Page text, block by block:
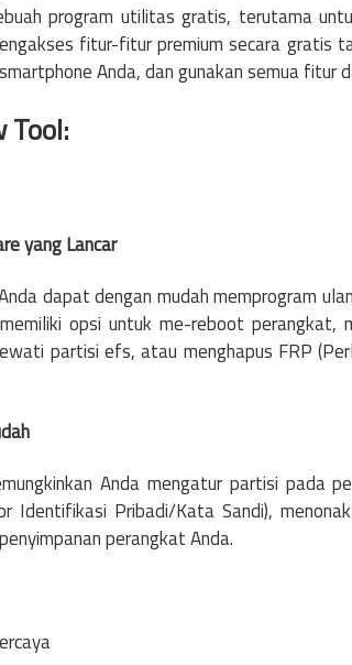
program utilitas gratis, terutama
fitur-fitur premium secara gratis
Anda, dan gunakan semua fitur
yang Lancar
dapat dengan mudah memprogram
opsi untuk me-reboot perangkat,
partisi efs, atau menghapus FRP
Anda mengatur partisi pada
Identifikasi Pribadi/Kata Sandi),
perangkat Anda.